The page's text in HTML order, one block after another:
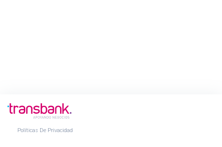
Políticas De Privacidad